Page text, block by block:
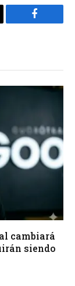
Facebook
cambiará
siendo